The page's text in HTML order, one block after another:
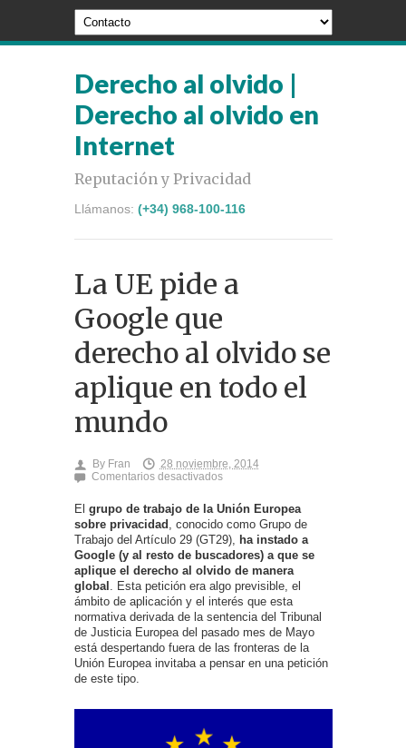
Derecho al olvido |
Derecho al olvido en
Internet
Reputación y Privacidad
Llámanos: (+34) 968-100-116
La UE pide a
Google que
derecho al olvido se
aplique en todo el
mundo
By Fran
28 noviembre, 2014
Comentarios desactivadosen
UE
pide
a
Google
que
derecho
al
olvido
se
aplique
en
todo
el
mundo
El grupo de trabajo de la Unión Europea
sobre privacidad , conocido como Grupo de
Trabajo del Artículo 29 (GT29), ha instado a
Google (y al resto de buscadores) a que se
aplique el derecho al olvido de manera
global . Esta petición era algo previsible, el
ámbito de aplicación y el interés que esta
normativa derivada de la sentencia del Tribunal
de Justicia Europea del pasado mes de Mayo
está despertando fuera de las fronteras de la
Unión Europea invitaba a pensar en una petición
de este tipo.